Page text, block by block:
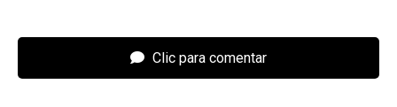
Clic para comentar